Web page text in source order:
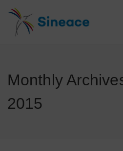
Monthly
2015